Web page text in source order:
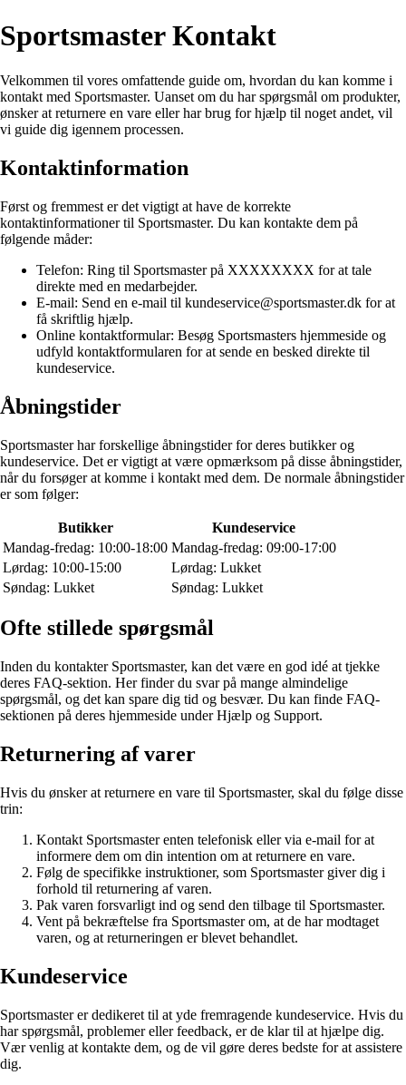
Sportsmaster Kontakt
Velkommen til vores omfattende guide om, hvordan du kan komme i
kontakt med Sportsmaster. Uanset om du har spørgsmål om produkter,
ønsker at returnere en vare eller har brug for hjælp til noget andet, vil
vi guide dig igennem processen.
Kontaktinformation
Først og fremmest er det vigtigt at have de korrekte
kontaktinformationer til Sportsmaster. Du kan kontakte dem på
følgende måder:
Telefon: Ring til Sportsmaster på XXXXXXXX for at tale
direkte med en medarbejder.
E-mail: Send en e-mail til kundeservice@sportsmaster.dk for at
få skriftlig hjælp.
Online kontaktformular: Besøg Sportsmasters hjemmeside og
udfyld kontaktformularen for at sende en besked direkte til
kundeservice.
Åbningstider
Sportsmaster har forskellige åbningstider for deres butikker og
kundeservice. Det er vigtigt at være opmærksom på disse åbningstider,
når du forsøger at komme i kontakt med dem. De normale åbningstider
er som følger:
Butikker
Kundeservice
Mandag-fredag: 10:00-18:00 Mandag-fredag: 09:00-17:00
Lørdag: 10:00-15:00
Lørdag: Lukket
Søndag: Lukket
Søndag: Lukket
Ofte stillede spørgsmål
Inden du kontakter Sportsmaster, kan det være en god idé at tjekke
deres FAQ-sektion. Her finder du svar på mange almindelige
spørgsmål, og det kan spare dig tid og besvær. Du kan finde FAQ-
sektionen på deres hjemmeside under Hjælp og Support.
Returnering af varer
Hvis du ønsker at returnere en vare til Sportsmaster, skal du følge disse
trin:
Kontakt Sportsmaster enten telefonisk eller via e-mail for at
informere dem om din intention om at returnere en vare.
Følg de specifikke instruktioner, som Sportsmaster giver dig i
forhold til returnering af varen.
Pak varen forsvarligt ind og send den tilbage til Sportsmaster.
Vent på bekræftelse fra Sportsmaster om, at de har modtaget
varen, og at returneringen er blevet behandlet.
Kundeservice
Sportsmaster er dedikeret til at yde fremragende kundeservice. Hvis du
har spørgsmål, problemer eller feedback, er de klar til at hjælpe dig.
Vær venlig at kontakte dem, og de vil gøre deres bedste for at assistere
dig.